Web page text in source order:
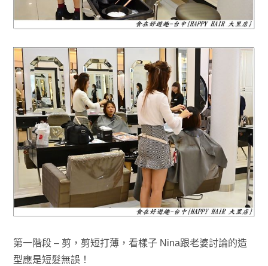
第一階段 – 剪，剪短打薄，看樣子 Nina跟老婆討論的造
型應是短髮無誤！